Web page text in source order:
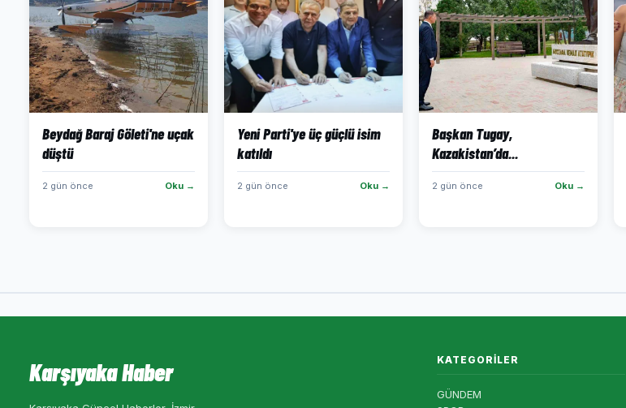
Beydağ Baraj Göleti'ne uçak
düştü
2 gün önce Oku →
Yeni Parti'ye üç güçlü isim
katıldı
2 gün önce Oku →
Başkan Tugay,
Kazakistan’da...
2 gün önce Oku →
Karşıyaka Haber KATEGORILER
GÜNDEM